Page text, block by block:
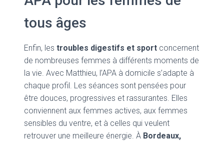
tous âges
Enfin, lestroubles digestifs et sport concernent
de nombreuses femmes à différents moments de
la vie. Avec Matthieu, l’APA à domicile s’adapte à
chaque profil. Les séances sont pensées pour
être douces, progressives et rassurantes. Elles
conviennent aux femmes actives, aux femmes
sensibles du ventre, et à celles qui veulent
retrouver une meilleure énergie. À Bordeaux,